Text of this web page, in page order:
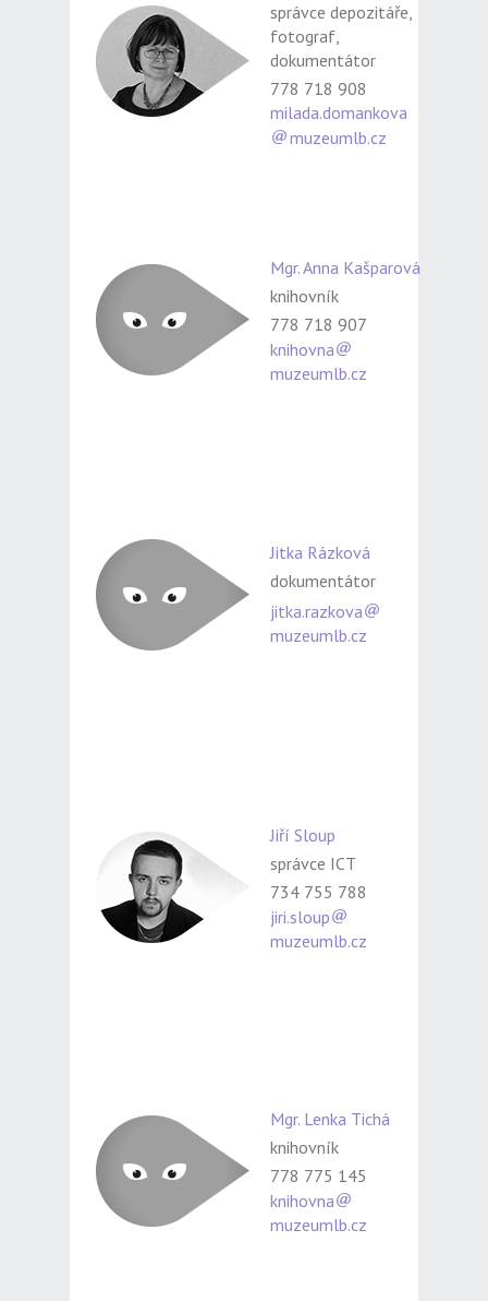
správce depozitáře,
fotograf,
dokumentátor
778 718 908
milada.domankova
muzeumlb.cz
Mgr. Anna Kašparová
knihovník
778 718 907
knihovna
muzeumlb.cz
Jitka Rázková
dokumentátor
jitka.razkova
muzeumlb.cz
Jiří Sloup
správce ICT
734 755 788
jiri.sloup
muzeumlb.cz
Mgr. Lenka Tichá
knihovník
778 775 145
knihovna
muzeumlb.cz